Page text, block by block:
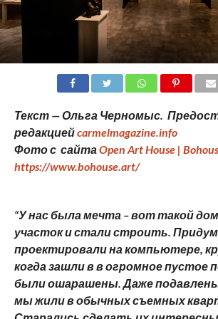
Текст — Ольга Черномыс.
редакциейcarmelmagazine.info
Фото с сайтаOpen Art House |
https://www.bohouse.art/
“У нас была мечта – вот такой
участок и стали строить.
проектировали на компьютере,
когда зашли в в огромное пустое
были ошарашены. Даже
мы жили в обычных съемных